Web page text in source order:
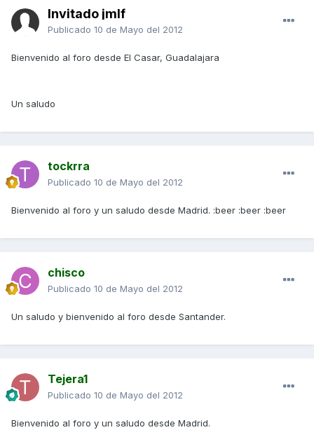
Invitado jmlf
Publicado 10 de Mayo del 2012
Bienvenido al foro desde El Casar, Guadalajara
Un saludo
tockrra
Publicado 10 de Mayo del 2012
Bienvenido al foro y un saludo desde Madrid. :beer :beer :beer
chisco
Publicado 10 de Mayo del 2012
Un saludo y bienvenido al foro desde Santander.
Tejera1
Publicado 10 de Mayo del 2012
Bienvenido al foro y un saludo desde Madrid.